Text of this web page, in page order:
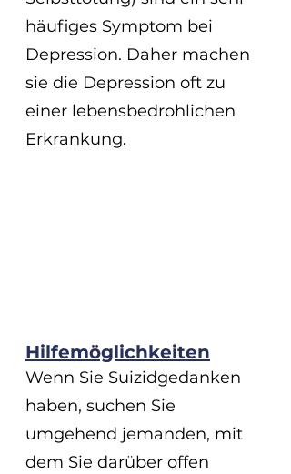
häufiges Symptom bei
Depression. Daher machen
sie die Depression oft zu
einer lebensbedrohlichen
Erkrankung.
Hilfemöglichkeiten
Wenn Sie Suizidgedanken
haben, suchen Sie
umgehend jemanden, mit
dem Sie darüber offen